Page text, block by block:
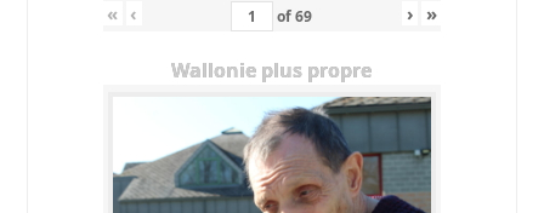
« ‹ of69 › »
Wallonie plus propre